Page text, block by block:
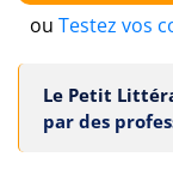
ou Testez vos
Le Petit
par des